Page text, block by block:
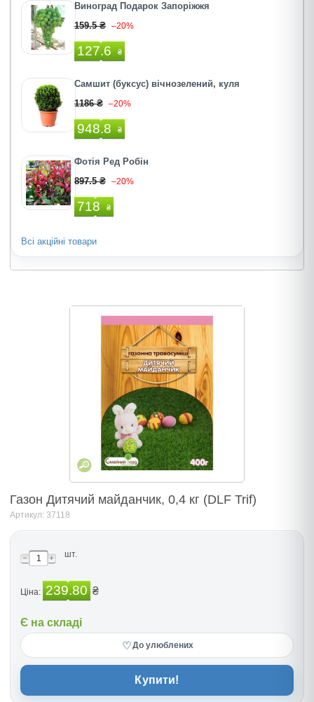
Виноград Подарок Запоріжжя
159.5 ₴ –20%
127.6 ₴
Самшит (буксус) вічнозелений, куля
1186 ₴ –20%
948.8 ₴
Фотія Ред Робiн
897.5 ₴ –20%
718 ₴
Всі акційні товари
Газон Дитячий майданчик, 0,4 кг (DLF Trif)
Артикул: 37118
шт.
Ціна: 239.80 ₴
Є на складі
♡До улюблених
Купити!